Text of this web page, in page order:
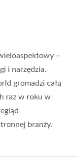
–
i narzędzia.
gromadzi całą
raz w roku w
branży.